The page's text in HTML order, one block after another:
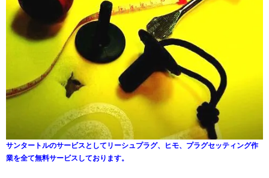
サンタートルのサービスとしてリーシュプラグ、ヒモ、プラグセッティング作
業を全て無料サービスしております。